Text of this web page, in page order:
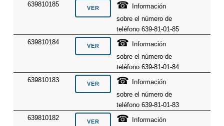
639810185
☎
Información
sobre el número de
teléfono 639-81-01-85
639810184
☎
Información
sobre el número de
teléfono 639-81-01-84
639810183
☎
Información
sobre el número de
teléfono 639-81-01-83
639810182
☎ Información